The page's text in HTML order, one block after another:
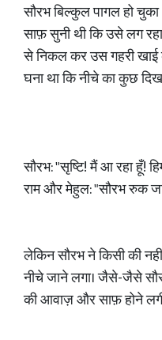
सौरभ बिल्कुल पागल हो
साफ़ सुनी थी कि उसे लग रहा
से निकल कर उस गहरी खाई
घना था कि नीचे का कुछ
सौरभ: "सृष्टि! मैं आ रहा हूँ!
राम और मेहुल: "सौरभ रुक
लेकिन सौरभ ने किसी की
नीचे जाने लगा। जैसे-जैसे
की आवाज़ और साफ़ होने